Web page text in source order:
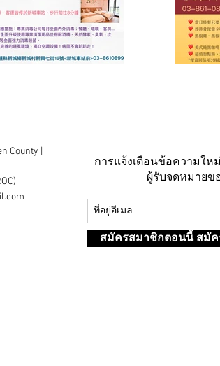
County |
การแจ้งเตือนข้อความให
ผู้รับจดหมายข
สมัครสมาชิกตอนนี้ สมั